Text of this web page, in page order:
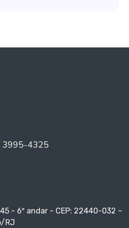
4325
- 6º andar - CEP: 22440-032 –
RJ